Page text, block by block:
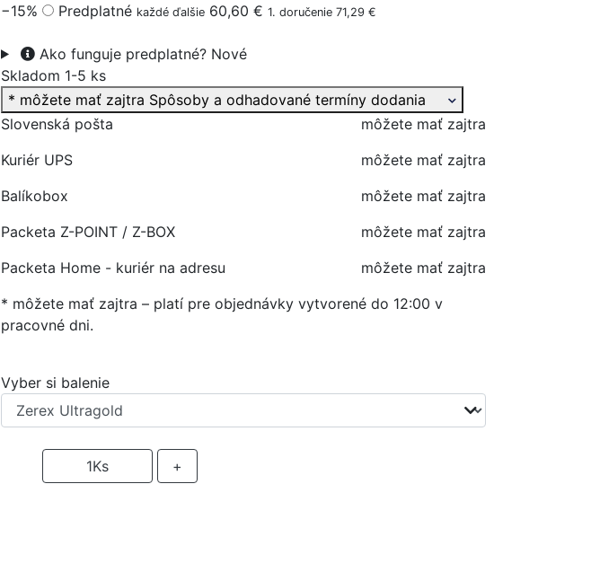
−15% Predplatné každé ďalšie 60,60 € 1. doručenie 71,29 €
Ako funguje predplatné? Nové
Skladom 1-5 ks
* môžete mať zajtra Spôsoby a odhadované termíny dodania
Slovenská pošta
môžete mať zajtra
Kuriér UPS
môžete mať zajtra
Balíkobox
môžete mať zajtra
Packeta Z-POINT / Z-BOX
môžete mať zajtra
Packeta Home - kuriér na adresu
môžete mať zajtra
* môžete mať zajtra – platí pre objednávky vytvorené do 12:00 v
pracovné dni.
Vyber si balenie
1Ks +